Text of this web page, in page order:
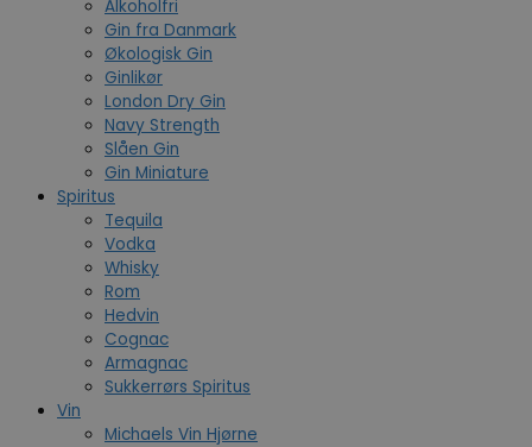
Alkoholfri
Gin fra Danmark
Økologisk Gin
Ginlikør
London Dry Gin
Navy Strength
Slåen Gin
Gin Miniature
Spiritus
Tequila
Vodka
Whisky
Rom
Hedvin
Cognac
Armagnac
Sukkerrørs Spiritus
Vin
Michaels Vin Hjørne